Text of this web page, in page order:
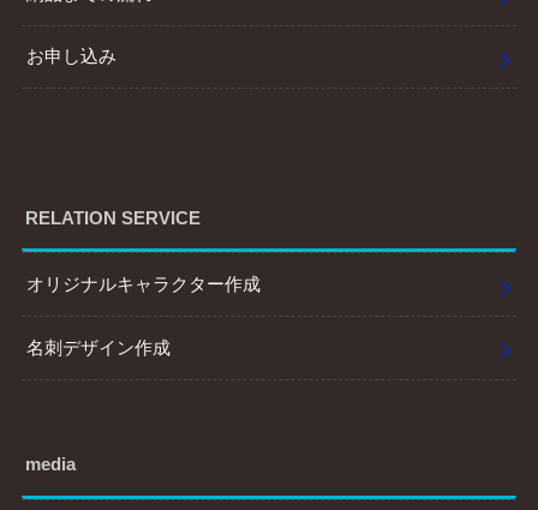
お申し込み
RELATION SERVICE
オリジナルキャラクター作成
名刺デザイン作成
media